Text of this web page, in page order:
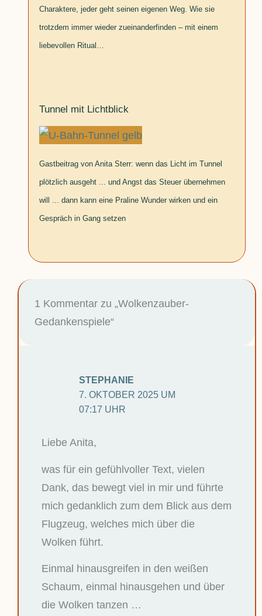
Charaktere, jeder geht seinen eigenen Weg. Wie sie
trotzdem immer wieder zueinanderfinden – mit einem
liebevollen Ritual…
Tunnel mit Lichtblick
Gastbeitrag von Anita Sterr: wenn das Licht im Tunnel
plötzlich ausgeht ... und Angst das Steuer übernehmen
will ... dann kann eine Praline Wunder wirken und ein
Gespräch in Gang setzen
1 Kommentar zu „Wolkenzauber-
Gedankenspiele“
STEPHANIE
7. OKTOBER 2025 UM
07:17 UHR
Liebe Anita,
was für ein gefühlvoller Text, vielen
Dank, das bewegt viel in mir und führte
mich gedanklich zum dem Blick aus dem
Flugzeug, welches mich über die
Wolken führt.
Einmal hinausgreifen in den weißen
Schaum, einmal hinausgehen und über
die Wolken tanzen …